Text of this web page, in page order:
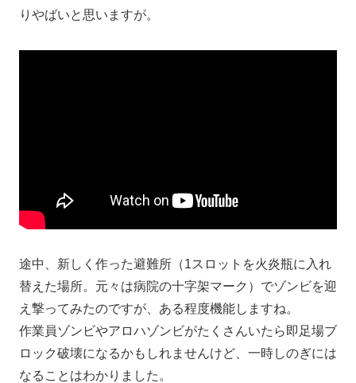
りやばいと思いますが。
途中、新しく作った避難所（1スロットを火炎瓶に入れ
替えた場所。元々は病院の十字架マーク）でゾンビを迎
え撃ってみたのですが、ある程度機能しますね。
作業員ゾンビやアロハゾンビがたくさんいたら即足場ブ
ロック破壊になるかもしれませんけど、一時しのぎには
なることはわかりました。